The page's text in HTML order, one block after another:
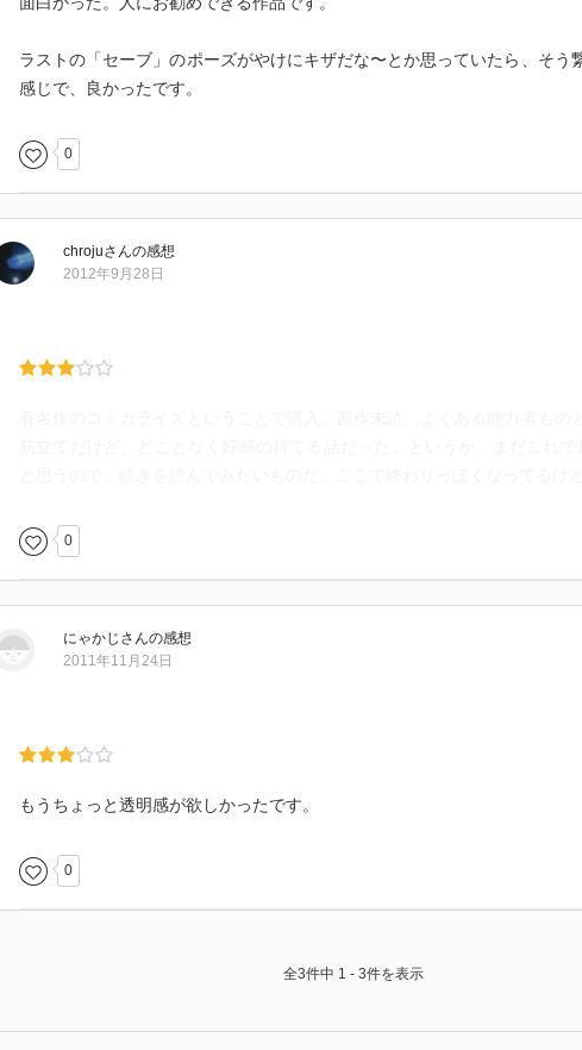
ラストの「セーブ」のポーズがやけにキザだな〜とか思っていたら、そう
感じで、良かったです。
0
chrojuさんの感想
2012年9月28日
0
にゃかじ さんの感想
2011年11月24日
もうちょっと透明感が欲しかったです。
0
全3件中 1 - 3件を表示